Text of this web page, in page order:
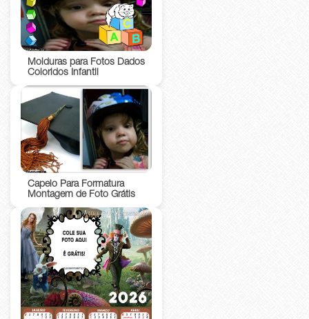
Molduras para Fotos Dados
Coloridos Infantil
Capelo Para Formatura
Montagem de Foto Grátis